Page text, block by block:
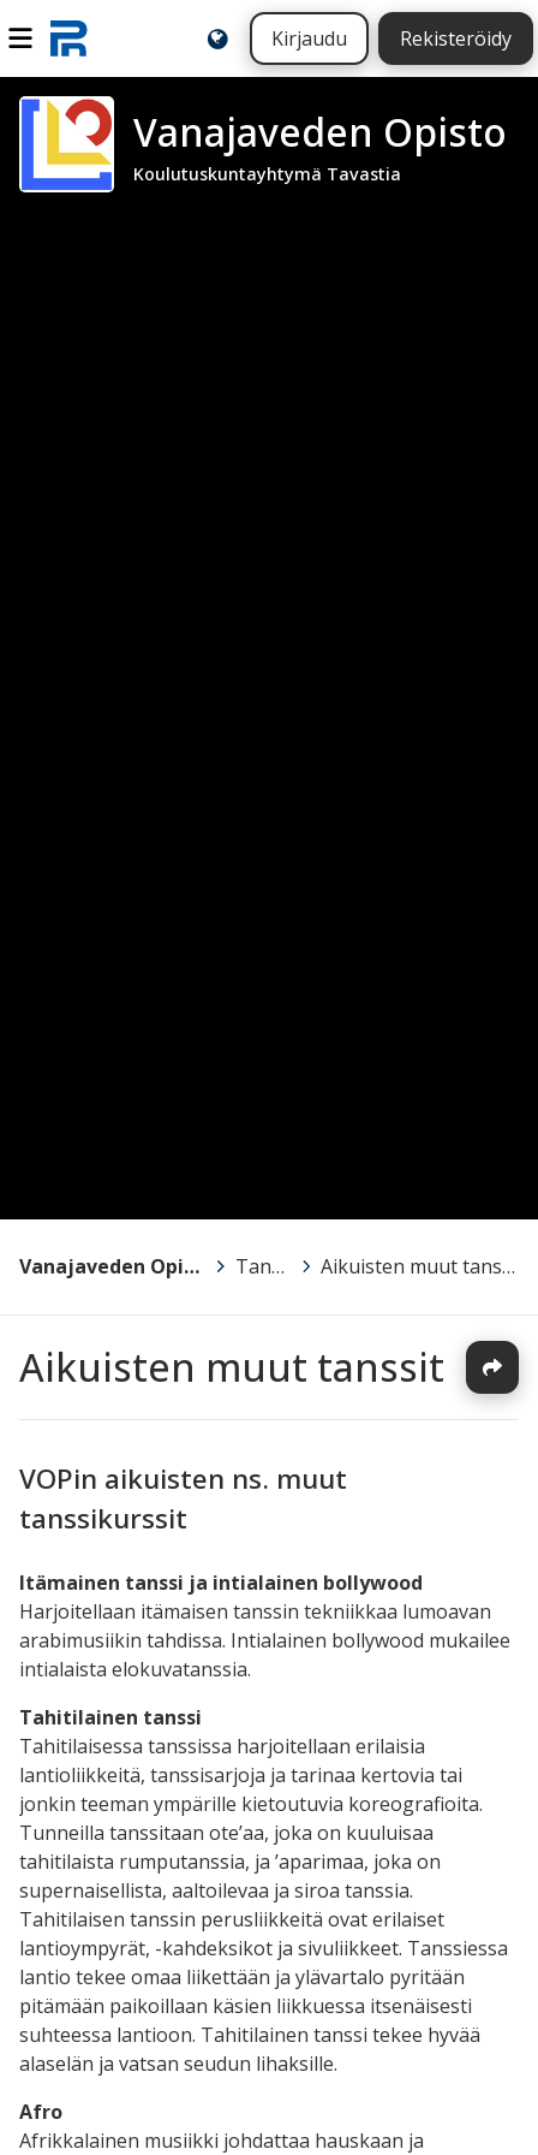
Kirjaudu Rekisteröidy
Vanajaveden Opisto
Koulutuskuntayhtymä Tavastia
Vanajaveden Opisto Tanssi > Aikuisten muut tanssit
Aikuisten muut tanssit
VOPin aikuisten ns. muut
tanssikurssit
Itämainen tanssi ja intialainen bollywood
Harjoitellaan itämaisen tanssin tekniikkaa lumoavan
arabimusiikin tahdissa. Intialainen bollywood mukailee
intialaista elokuvatanssia.
Tahitilainen tanssi
Tahitilaisessa tanssissa harjoitellaan erilaisia
lantioliikkeitä, tanssisarjoja ja tarinaa kertovia tai
jonkin teeman ympärille kietoutuvia koreografioita.
Tunneilla tanssitaan ote’aa, joka on kuuluisaa
tahitilaista rumputanssia, ja ’aparimaa, joka on
supernaisellista, aaltoilevaa ja siroa tanssia.
Tahitilaisen tanssin perusliikkeitä ovat erilaiset
lantioympyrät, -kahdeksikot ja sivuliikkeet. Tanssiessa
lantio tekee omaa liikettään ja ylävartalo pyritään
pitämään paikoillaan käsien liikkuessa itsenäisesti
suhteessa lantioon. Tahitilainen tanssi tekee hyvää
alaselän ja vatsan seudun lihaksille.
Afro
Afrikkalainen musiikki johdattaa hauskaan ja